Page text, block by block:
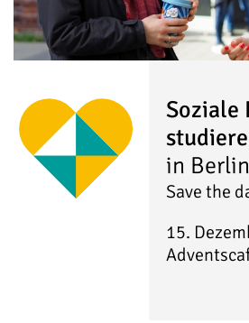
Soziale
in Berlin
Save the
15.